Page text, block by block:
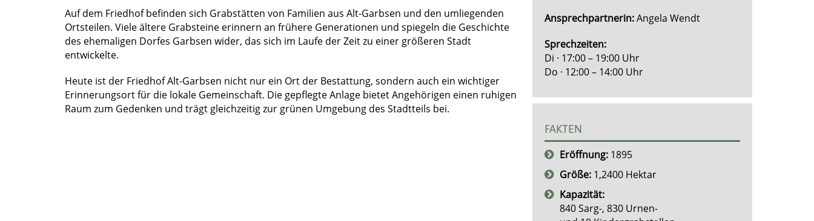
Auf dem Friedhof befinden sich Grabstätten von Familien aus Alt-Garbsen und den umliegenden
Ortsteilen. Viele ältere Grabsteine erinnern an frühere Generationen und spiegeln die Geschichte
des ehemaligen Dorfes Garbsen wider, das sich im Laufe der Zeit zu einer größeren Stadt
entwickelte.
Heute ist der Friedhof Alt-Garbsen nicht nur ein Ort der Bestattung, sondern auch ein wichtiger
Erinnerungsort für die lokale Gemeinschaft. Die gepflegte Anlage bietet Angehörigen einen ruhigen
Raum zum Gedenken und trägt gleichzeitig zur grünen Umgebung des Stadtteils bei.
Ansprechpartnerin:Angela Wendt
Sprechzeiten:
Di · 17:00 – 19:00 Uhr
Do · 12:00 – 14:00 Uhr
FAKTEN
Eröffnung:1895
Größe:1,2400 Hektar
Kapazität:
840 Sarg-, 830 Urnen-